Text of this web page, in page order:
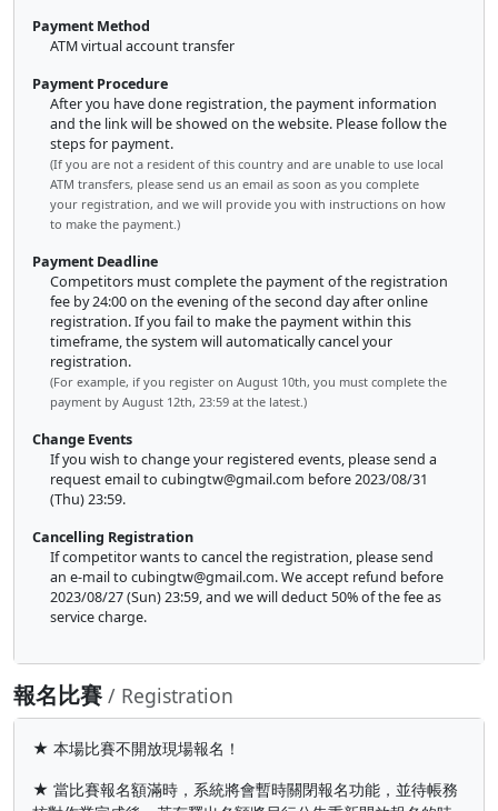
Payment Method
ATM virtual account transfer
Payment Procedure
After you have done registration, the payment information
and the link will be showed on the website. Please follow the
steps for payment.
(If you are not a resident of this country and are unable to use local
ATM transfers, please send us an email as soon as you complete
your registration, and we will provide you with instructions on how
to make the payment.)
Payment Deadline
Competitors must complete the payment of the registration
fee by 24:00 on the evening of the second day after online
registration. If you fail to make the payment within this
timeframe, the system will automatically cancel your
registration.
(For example, if you register on August 10th, you must complete the
payment by August 12th, 23:59 at the latest.)
Change Events
If you wish to change your registered events, please send a
request email to cubingtw@gmail.com before 2023/08/31
(Thu) 23:59.
Cancelling Registration
If competitor wants to cancel the registration, please send
an e-mail to cubingtw@gmail.com. We accept refund before
2023/08/27 (Sun) 23:59, and we will deduct 50% of the fee as
service charge.
報名比賽 / Registration
★ 本場比賽不開放現場報名！
★ 當比賽報名額滿時，系統將會暫時關閉報名功能，並待帳務